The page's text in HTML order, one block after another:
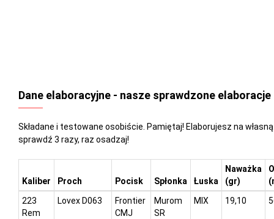
Dane elaboracyjne - nasze sprawdzone elaboracje
Składane i testowane osobiście. Pamiętaj! Elaborujesz na
sprawdź 3 razy, raz osadzaj!
Kaliber Proch Pocisk Spłonka Łuska
Naważka
(gr)
223
Rem
Lovex D063
Frontier
CMJ
Murom
SR
MIX 19,10